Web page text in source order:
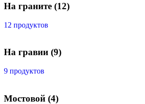
На граните (12)
12 продуктов
На гравии (9)
9 продуктов
Мостовой (4)